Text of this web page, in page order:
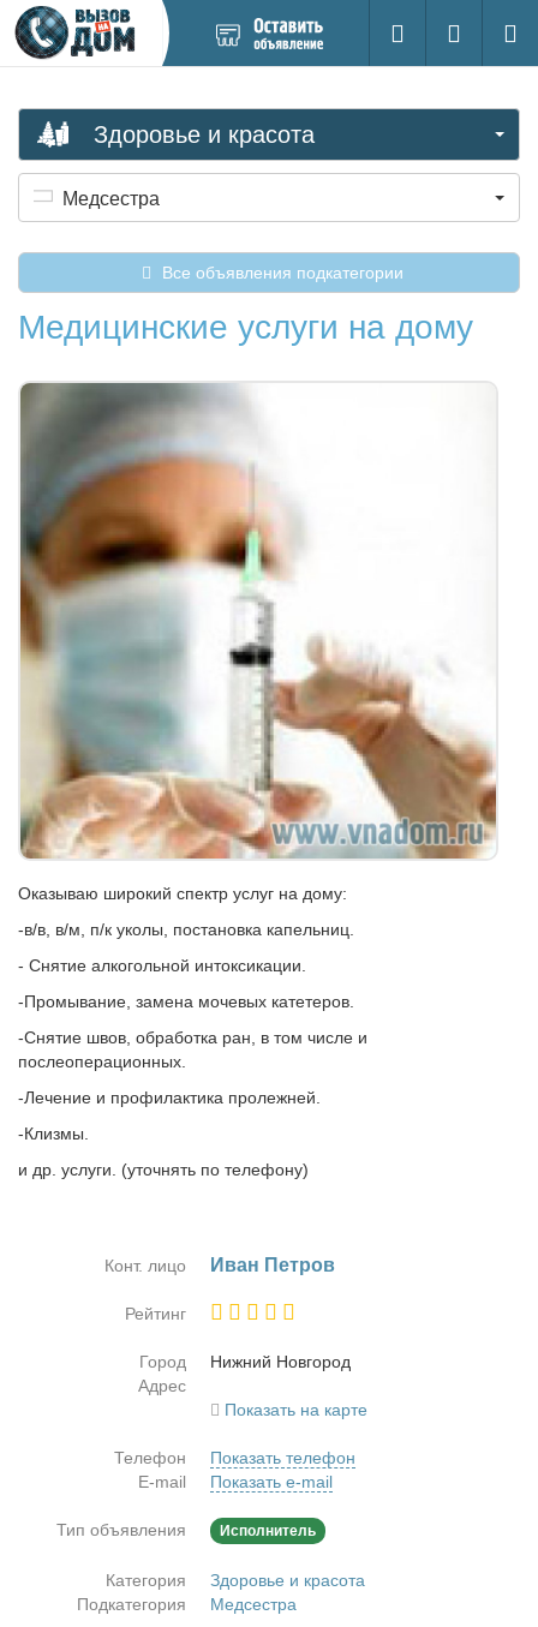
новое
Поиск
Вход на
Здоровье и красота
Медсестра
Все объявления подкатегории
Медицинские услуги на дому
Оказываю широкий спектр услуг на дому:
-в/в, в/м, п/к уколы, постановка капельниц.
- Снятие алкогольной интоксикации.
-Промывание, замена мочевых катетеров.
-Снятие швов, обработка ран, в том числе и
послеоперационных.
-Лечение и профилактика пролежней.
-Клизмы.
и др. услуги. (уточнять по телефону)
Конт. лицо Иван Пет­ров
Рейтинг
Город
Ниж­ний Нов­го­род
Адрес
Показать на карте
Телефон
Показать телефон
E-mail
Показать e-mail
Тип объявления Исполнитель
Категория
Здоровье и красота
Подкатегория
Медсестра